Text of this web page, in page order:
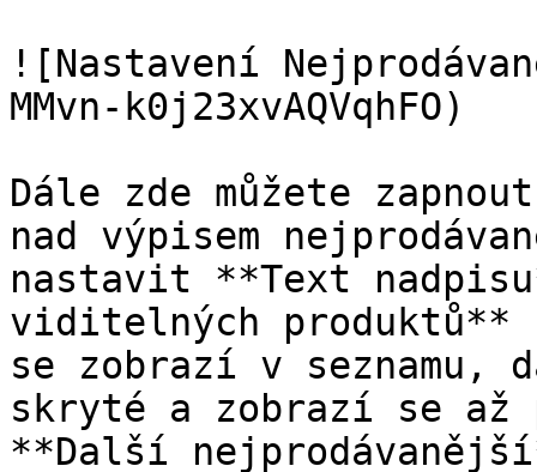
![Nastavení
MMvn-k0j23xvAQVqhFO)
Dále zde můžete
nad výpisem
nastavit **Text
viditelných produktů**
se zobrazí v seznamu,
skryté a zobrazí se
**Další